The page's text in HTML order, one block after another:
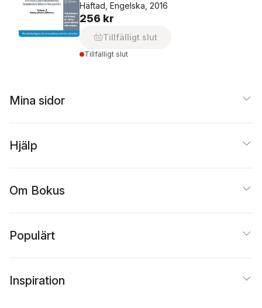
Häftad, Engelska, 2016
256 kr
Tillfälligt slut
Tillfälligt slut
Mina sidor
Hjälp
Om Bokus
Populärt
Inspiration